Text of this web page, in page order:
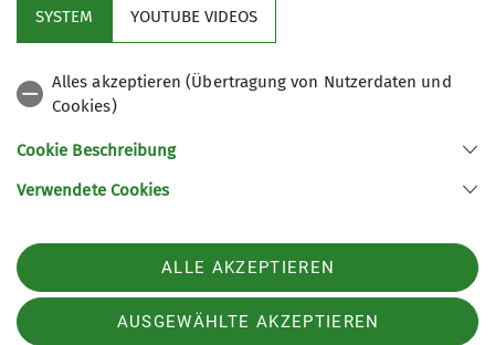
Service
DAV Bundesverband
Sektion Regensburg des Deutschen Alpenvereins e.V.
Telefon +4994146399030
SYSTEM YOUTUBE VIDEOS
Alles akzeptieren (Übertragung von Nutzerdaten und
Cookies)
Cookie Beschreibung
Verwendete Cookies
ALLE AKZEPTIEREN
AUSGEWÄHLTE AKZEPTIEREN